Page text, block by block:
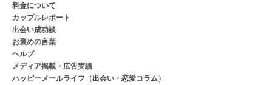
料金について
カップルレポート
出会い成功談
お褒めの言葉
ヘルプ
メディア掲載・広告実績
ハッピーメールライフ（出会い・恋愛コラム）